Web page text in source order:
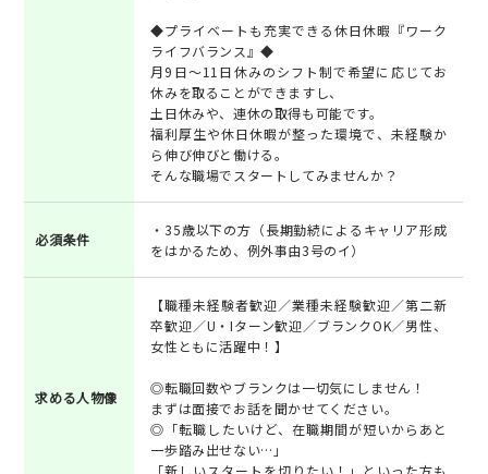
◆プライベートも充実できる休日休暇『ワーク
ライフバランス』◆
月9日～11日休みのシフト制で希望に応じてお
休みを取ることができますし、
土日休みや、連休の取得も可能です。
福利厚生や休日休暇が整った環境で、未経験か
ら伸び伸びと働ける。
そんな職場でスタートしてみませんか？
必須条件
・35歳以下の方（長期勤続によるキャリア形成
をはかるため、例外事由3号のイ）
求める人物像
【職種未経験者歓迎／業種未経験歓迎／第二新
卒歓迎／U・Iターン歓迎／ブランクOK／男性、
女性ともに活躍中！】
◎転職回数やブランクは一切気にしません！
まずは面接でお話を聞かせてください。
◎「転職したいけど、在職期間が短いからあと
一歩踏み出せない…」